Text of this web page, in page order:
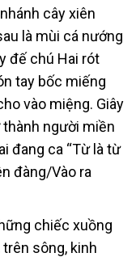
cây xiên
là mùi cá nướng
đế chú Hai rót
tay bốc miếng
vào miệng. Giây
người miền
đang ca “Từ là từ
đàng/Vào ra
chiếc xuồng
sông, kinh